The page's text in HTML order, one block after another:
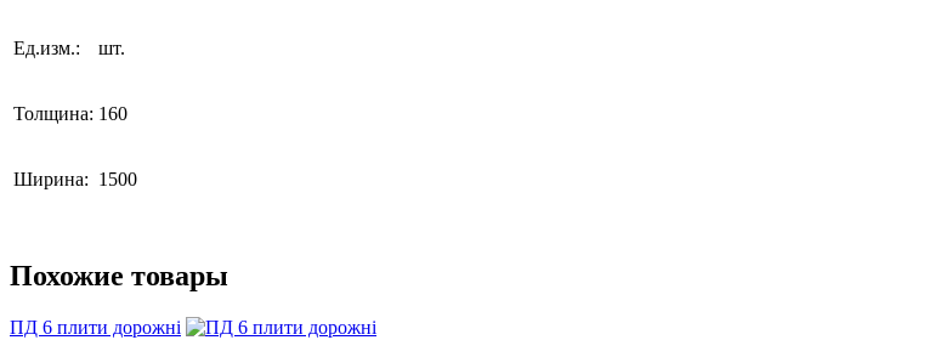
Ед.изм.: шт.
Толщина: 160
Ширина: 1500
Похожие товары
ПД 6 плити дорожні